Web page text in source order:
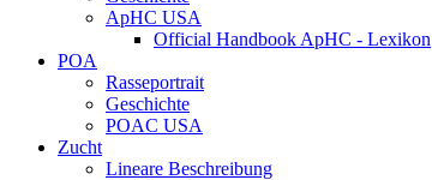
ApHC USA
Official Handbook ApHC - Lexikon
POA
Rasseportrait
Geschichte
POAC USA
Zucht
Lineare Beschreibung